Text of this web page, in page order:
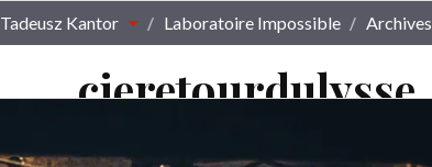
cieretourdulysse
Tadeusz Kantor Laboratoire Impossible Archives